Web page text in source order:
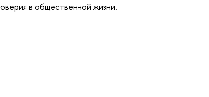
в общественной жизни.